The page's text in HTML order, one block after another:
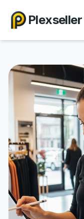
Plexseller